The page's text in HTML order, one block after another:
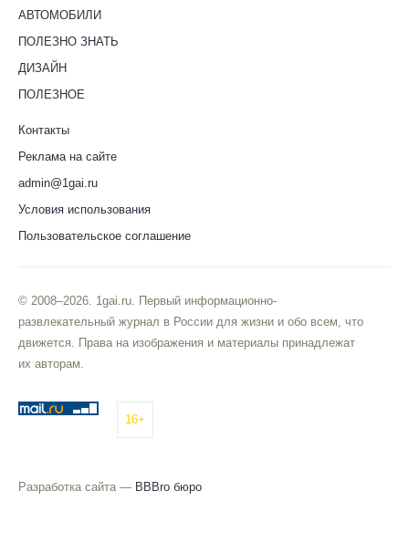
АВТОМОБИЛИ
ПОЛЕЗНО ЗНАТЬ
ДИЗАЙН
ПОЛЕЗНОЕ
Контакты
Реклама на сайте
admin@1gai.ru
Условия использования
Пользовательское соглашение
© 2008–2026. 1gai.ru. Первый информационно-
развлекательный журнал в России для жизни и обо всем, что
движется. Права на изображения и материалы принадлежат
их авторам.
16+
Разработка сайта — BBBro бюро